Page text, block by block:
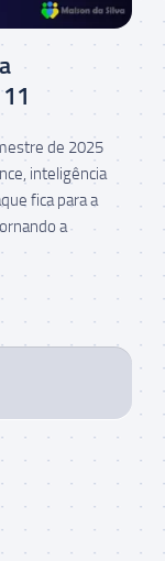
de 2025
inteligência
fica para a
a